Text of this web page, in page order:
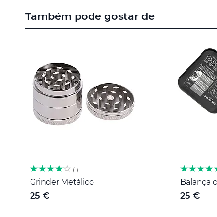
o
início
imagens
Também pode gostar de
1
Grinder Metálico
25 €
Balança
25 €